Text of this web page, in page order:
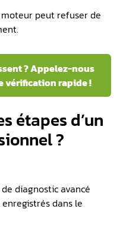
moteur peut refuser de
? Appelez-nous
vérification rapide !
étapes d’un
?
diagnostic avancé
dans le